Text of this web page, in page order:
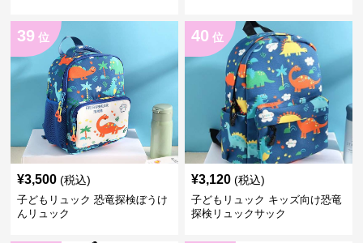
39 位
¥3,500 (税込)
子どもリュック 恐竜探検ぼうけ
んリュック
40 位
¥3,120 (税込)
子どもリュック キッズ向け恐竜
探検リュックサック